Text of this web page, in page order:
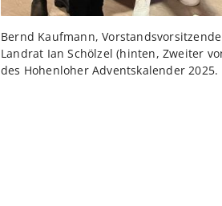
Bernd Kaufmann,
Landrat Ian Schölzel (hinten, Zweiter
des Hohenloher Adventskalender